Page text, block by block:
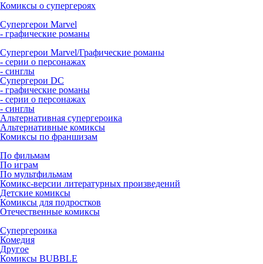
Комиксы о супергероях
Супергерои Marvel
- графические романы
Супергерои Marvel/Графические романы
- серии о персонажах
- синглы
Супергерои DC
- графические романы
- серии о персонажах
- синглы
Альтернативная супергероика
Альтернативные комиксы
Комиксы по франшизам
По фильмам
По играм
По мультфильмам
Комикс-версии литературных произведений
Детские комиксы
Комиксы для подростков
Отечественные комиксы
Супергероика
Комедия
Другое
Комиксы BUBBLE